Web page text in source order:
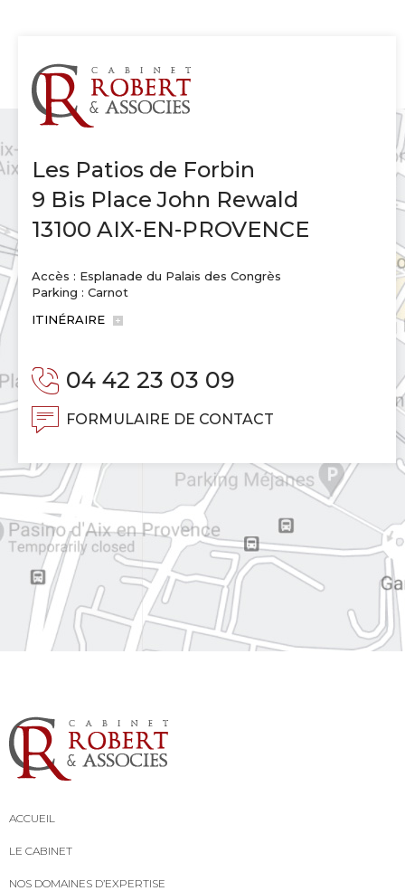
Les Patios de Forbin
9 Bis Place John Rewald
13100 AIX-EN-PROVENCE
Accès : Esplanade du Palais des Congrès
Parking : Carnot
ITINÉRAIRE
04 42 23 03 09
FORMULAIRE DE CONTACT
ACCUEIL
LE CABINET
NOS DOMAINES D’EXPERTISE